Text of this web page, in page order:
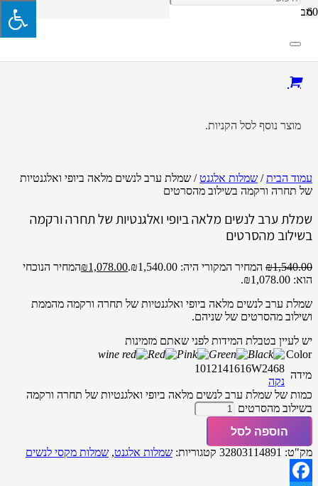
מוצר נוסף לסל הקניות.
מבצע!
עמוד הבית/ שמלות אלגנט/ שמלת ערב לנשים מלאה ביופי ואלגנטיות
של תחרה ורקמה בשילוב מהסרטים
שמלת ערב לנשים מלאה ביופי ואלגנטיות של תחרה ורקמה
בשילוב מהסרטים
₪1,540.00 המחיר המקורי היה: ₪1,540.00. ₪1,078.00
המחיר הנוכחי
הוא: ₪1,078.00.
שמלת ערב לנשים מלאה ביופי ואלגנטיות של תחרה ורקמה מהממת
ושילוב מהסרטים של שניהם.
יש לעיין בטבלת המידות לפני שאתם מזמינות
Color
מידה
1012141616W2468
נקה
כמות של שמלת ערב לנשים מלאה ביופי ואלגנטיות של תחרה ורקמה
בשילוב מהסרטים
הוספה לסל
מק"ט: 32803114891 קטגוריות: שמלות אלגנט, שמלות מקסי לנשים